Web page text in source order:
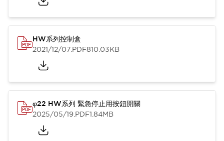
HW系列控制盒
2021/12/07.PDF810.03KB
φ22 HW系列 緊急停止用按鈕開關
2025/05/19.PDF1.84MB